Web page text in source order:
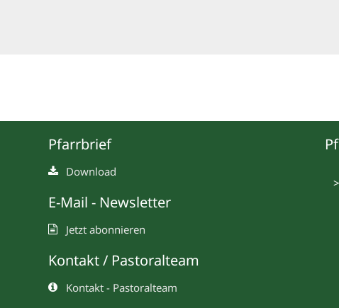
Pfarrbrief
Download
E-Mail - Newsletter
Jetzt abonnieren
Kontakt / Pastoralteam
Kontakt - Pastoralteam